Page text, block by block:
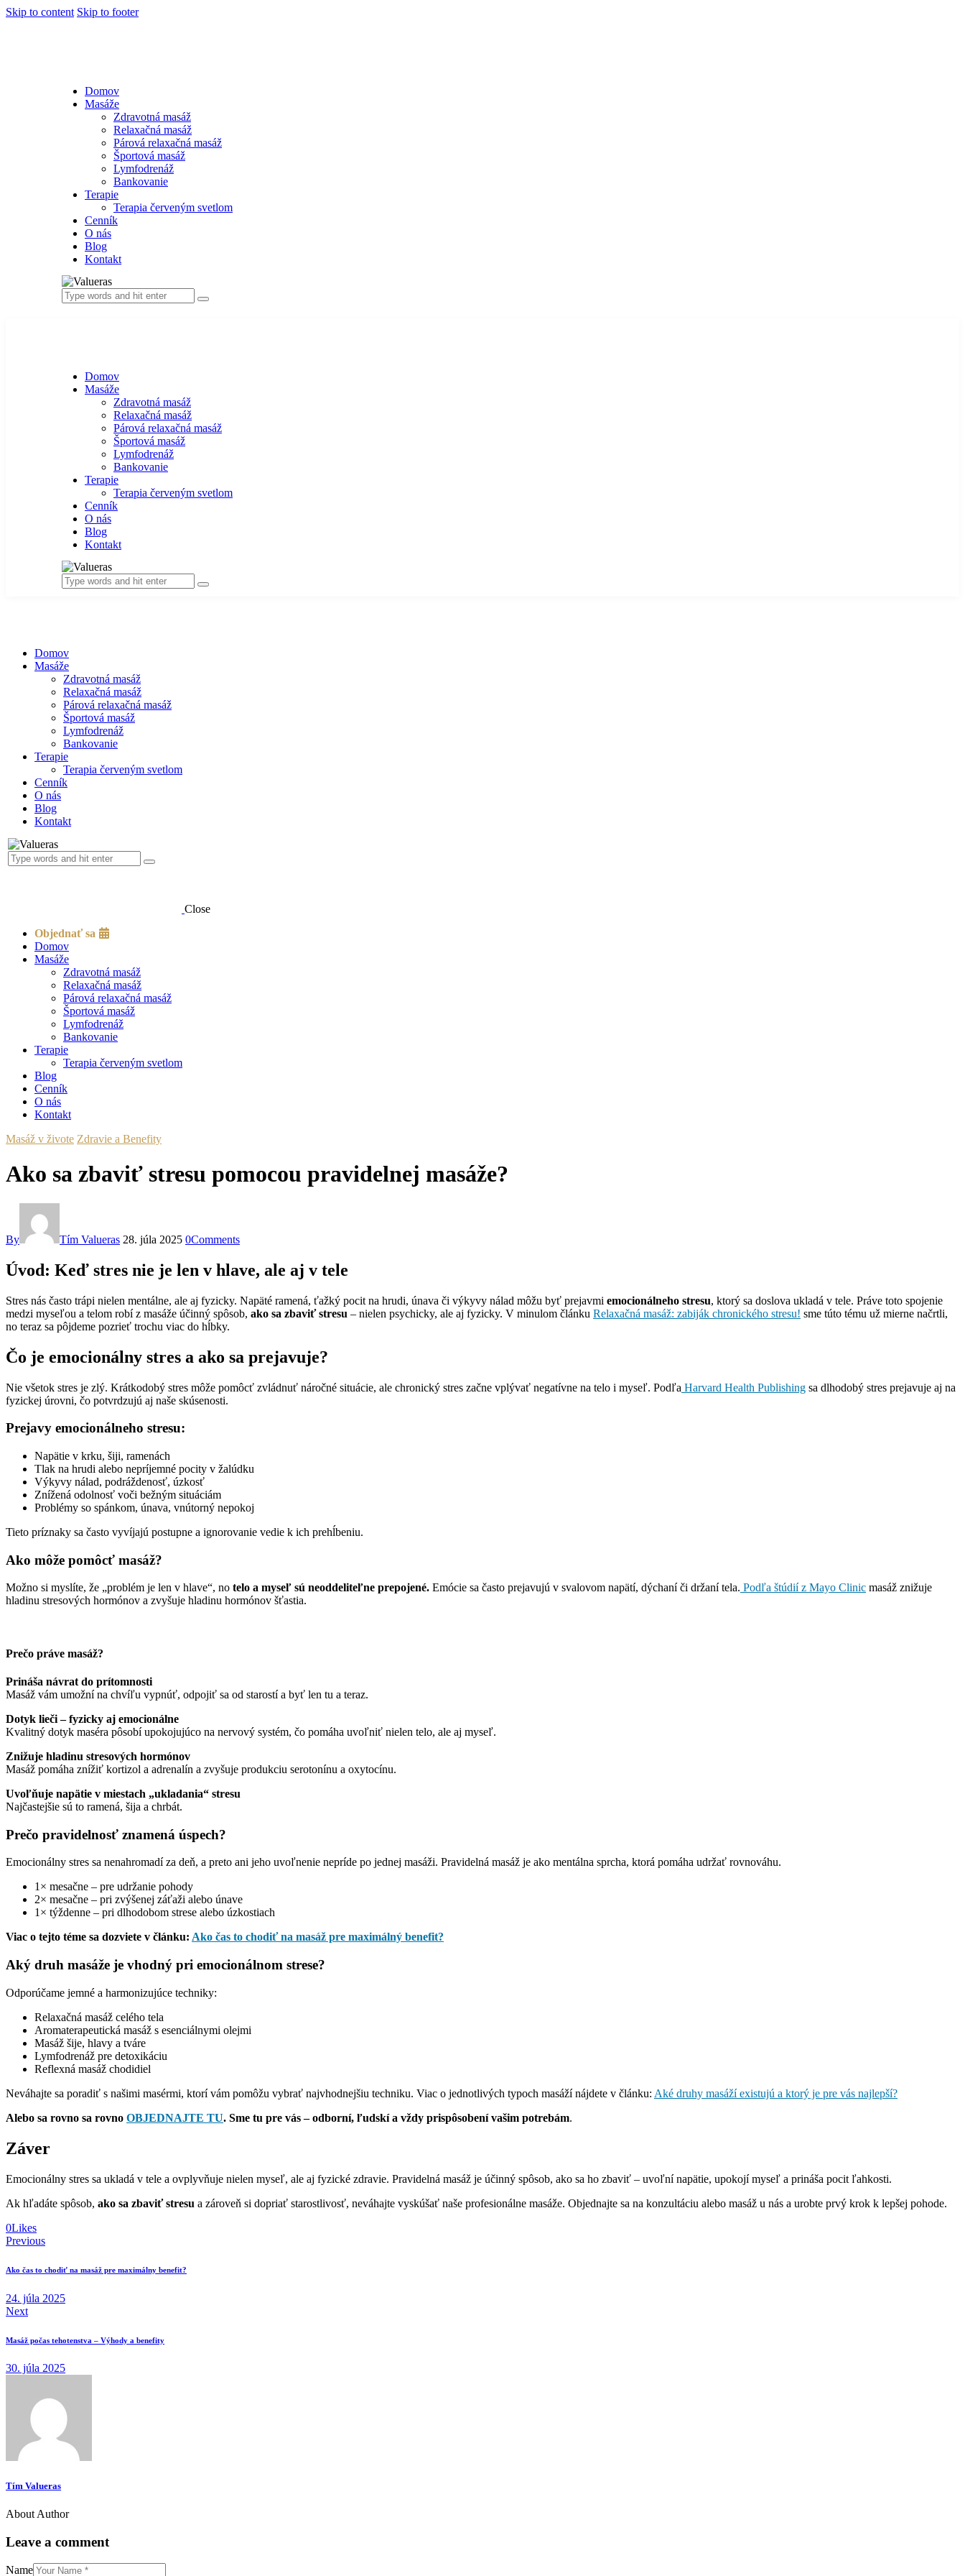
Skip to content Skip to footer
Domov
Masáže
Zdravotná masáž
Relaxačná masáž
Párová relaxačná masáž
Športová masáž
Lymfodrenáž
Bankovanie
Terapie
Terapia červeným svetlom
Cenník
O nás
Blog
Kontakt
Domov
Masáže
Zdravotná masáž
Relaxačná masáž
Párová relaxačná masáž
Športová masáž
Lymfodrenáž
Bankovanie
Terapie
Terapia červeným svetlom
Cenník
O nás
Blog
Kontakt
Domov
Masáže
Zdravotná masáž
Relaxačná masáž
Párová relaxačná masáž
Športová masáž
Lymfodrenáž
Bankovanie
Terapie
Terapia červeným svetlom
Cenník
O nás
Blog
Kontakt
Close
Objednať sa
Domov
Masáže
Zdravotná masáž
Relaxačná masáž
Párová relaxačná masáž
Športová masáž
Lymfodrenáž
Bankovanie
Terapie
Terapia červeným svetlom
Blog
Cenník
O nás
Kontakt
Masáž v živote Zdravie a Benefity
Ako sa zbaviť stresu pomocou pravidelnej masáže?
By Tím Valueras 28. júla 2025 0Comments
Úvod: Keď stres nie je len v hlave, ale aj v tele
Stres nás často trápi nielen mentálne, ale aj fyzicky. Napäté ramená, ťažký pocit na hrudi, únava či výkyvy nálad môžu byť prejavmi emocionálneho stresu, ktorý sa doslova ukladá v tele. Práve toto spojenie
medzi myseľou a telom robí z masáže účinný spôsob, ako sa zbaviť stresu – nielen psychicky, ale aj fyzicky. V minulom článku Relaxačná masáž: zabiják chronického stresu! sme túto tému už mierne načrtli,
no teraz sa pôjdeme pozrieť trochu viac do hĺbky.
Čo je emocionálny stres a ako sa prejavuje?
Nie všetok stres je zlý. Krátkodobý stres môže pomôcť zvládnuť náročné situácie, ale chronický stres začne vplývať negatívne na telo i myseľ. Podľa Harvard Health Publishing sa dlhodobý stres prejavuje aj na
fyzickej úrovni, čo potvrdzujú aj naše skúsenosti.
Prejavy emocionálneho stresu:
Napätie v krku, šiji, ramenách
Tlak na hrudi alebo nepríjemné pocity v žalúdku
Výkyvy nálad, podráždenosť, úzkosť
Znížená odolnosť voči bežným situáciám
Problémy so spánkom, únava, vnútorný nepokoj
Tieto príznaky sa často vyvíjajú postupne a ignorovanie vedie k ich prehĺbeniu.
Ako môže pomôcť masáž?
Možno si myslíte, že „problém je len v hlave“, no telo a myseľ sú neoddeliteľne prepojené. Emócie sa často prejavujú v svalovom napätí, dýchaní či držaní tela. Podľa štúdií z Mayo Clinic masáž znižuje
hladinu stresových hormónov a zvyšuje hladinu hormónov šťastia.
Prečo práve masáž?
Prináša návrat do prítomnosti
Masáž vám umožní na chvíľu vypnúť, odpojiť sa od starostí a byť len tu a teraz.
Dotyk lieči – fyzicky aj emocionálne
Kvalitný dotyk maséra pôsobí upokojujúco na nervový systém, čo pomáha uvoľniť nielen telo, ale aj myseľ.
Znižuje hladinu stresových hormónov
Masáž pomáha znížiť kortizol a adrenalín a zvyšuje produkciu serotonínu a oxytocínu.
Uvoľňuje napätie v miestach „ukladania“ stresu
Najčastejšie sú to ramená, šija a chrbát.
Prečo pravidelnosť znamená úspech?
Emocionálny stres sa nenahromadí za deň, a preto ani jeho uvoľnenie nepríde po jednej masáži. Pravidelná masáž je ako mentálna sprcha, ktorá pomáha udržať rovnováhu.
1× mesačne – pre udržanie pohody
2× mesačne – pri zvýšenej záťaži alebo únave
1× týždenne – pri dlhodobom strese alebo úzkostiach
Viac o tejto téme sa dozviete v článku: Ako čas to chodiť na masáž pre maximálný benefit?
Aký druh masáže je vhodný pri emocionálnom strese?
Odporúčame jemné a harmonizujúce techniky:
Relaxačná masáž celého tela
Aromaterapeutická masáž s esenciálnymi olejmi
Masáž šije, hlavy a tváre
Lymfodrenáž pre detoxikáciu
Reflexná masáž chodidiel
Neváhajte sa poradiť s našimi masérmi, ktorí vám pomôžu vybrať najvhodnejšiu techniku. Viac o jednotlivých typoch masáží nájdete v článku: Aké druhy masáží existujú a ktorý je pre vás najlepší?
Alebo sa rovno sa rovno OBJEDNAJTE TU. Sme tu pre vás – odborní, ľudskí a vždy prispôsobení vašim potrebám.
Záver
Emocionálny stres sa ukladá v tele a ovplyvňuje nielen myseľ, ale aj fyzické zdravie. Pravidelná masáž je účinný spôsob, ako sa ho zbaviť – uvoľní napätie, upokojí myseľ a prináša pocit ľahkosti.
Ak hľadáte spôsob, ako sa zbaviť stresu a zároveň si dopriať starostlivosť, neváhajte vyskúšať naše profesionálne masáže. Objednajte sa na konzultáciu alebo masáž u nás a urobte prvý krok k lepšej pohode.
0Likes
Navigácia
v
Previous
Ako čas to chodiť na masáž pre maximálny benefit?
24. júla 2025
Next
Masáž počas tehotenstva – Výhody a benefity
30. júla 2025
Tím Valueras
About Author
Leave a comment
Name